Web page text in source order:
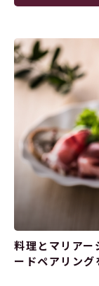
料理とマリア
ードペアリン